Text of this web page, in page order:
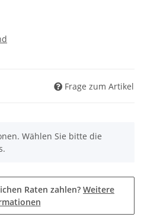
Frage zum Artikel
Wählen Sie bitte die
Raten zahlen? Weitere